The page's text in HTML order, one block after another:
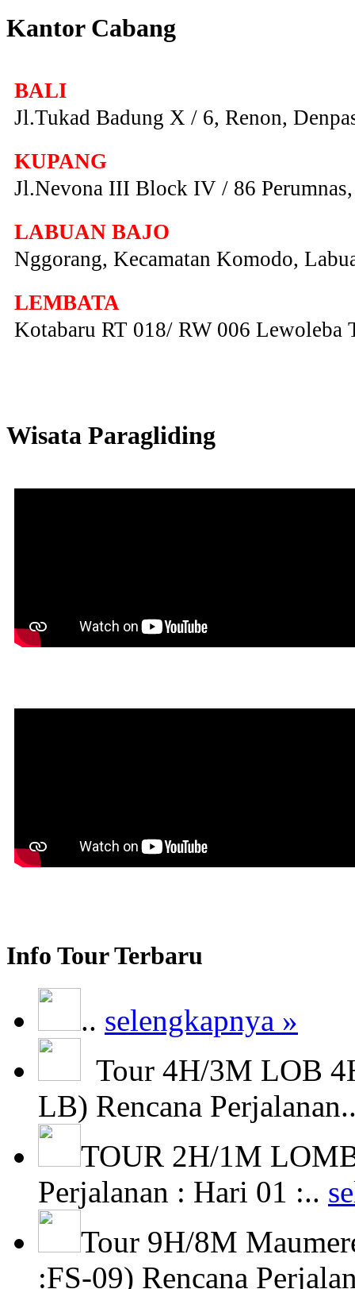
Kantor Cabang
BALI
Jl.Tukad Badung X / 6, Renon,
KUPANG
Jl.Nevona III Block IV / 86
LABUAN BAJO
Nggorang, Kecamatan Komodo,
LEMBATA
Kotabaru RT 018/ RW 006 Lewoleba
Wisata Paragliding
Info Tour Terbaru
.. selengkapnya »
Tour 4H/3M LOB
LB) Rencana
TOUR 2H/1M
Perjalanan : Hari 01 :..
Tour 9H/8M
:FS-09) Rencana